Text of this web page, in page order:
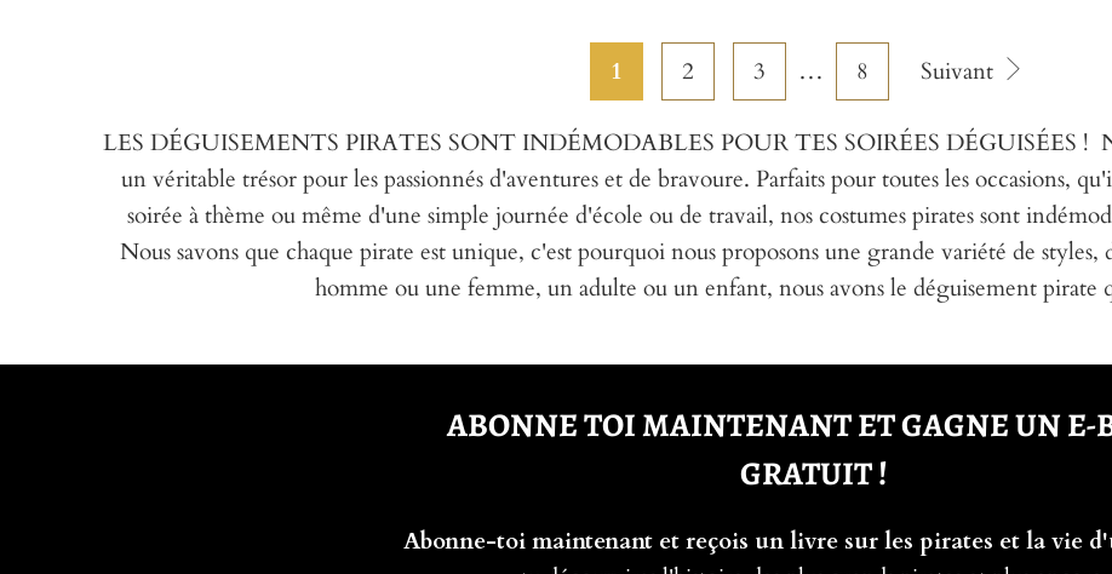
1 2 3 … 8 Suivant
LES DÉGUISEMENTS PIRATES SONT INDÉMODABLES POUR TES SOIRÉES DÉGUISÉES !
un véritable trésor pour les passionnés d'aventures et de bravoure. Parfaits pour toutes les occasions,
soirée à thème ou même d'une simple journée d'école ou de travail, nos costumes pirates sont
Nous savons que chaque pirate est unique, c'est pourquoi nous proposons une grande variété de
homme ou une femme, un adulte ou un enfant, nous avons le déguisement pirate
ABONNE TOI MAINTENANT ET GAGNE UN E-
GRATUIT !
Abonne-toi maintenant et reçois un livre sur les pirates et la vie